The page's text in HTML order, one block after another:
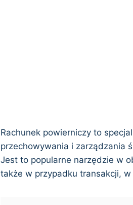
Rachunek powierniczy to
przechowywania i zarządzania
Jest to popularne narzędzie w
także w przypadku transakcji,